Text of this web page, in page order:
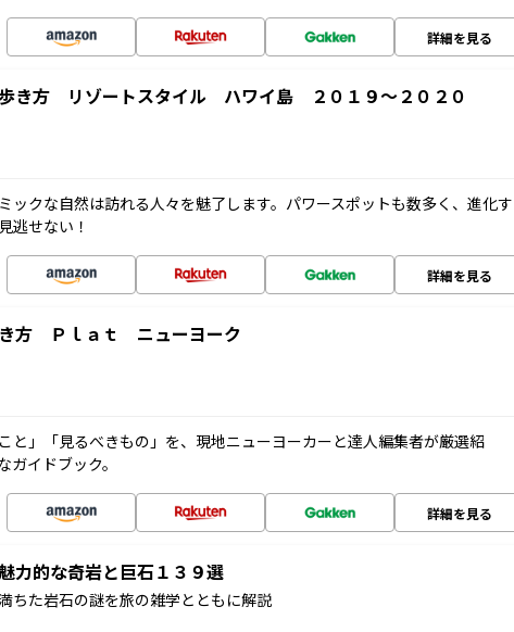
詳細を見る
き方 リゾートスタイル ハワイ島 ２０１９～２０２０
ックな自然は訪れる人々を魅了します。パワースポットも数多く、進化す
逃せない！
詳細を見る
方 Ｐｌａｔ ニューヨーク
と」「見るべきもの」を、現地ニューヨーカーと達人編集者が厳選紹
イドブック。
詳細を見る
力的な奇岩と巨石１３９選
ちた岩石の謎を旅の雑学とともに解説